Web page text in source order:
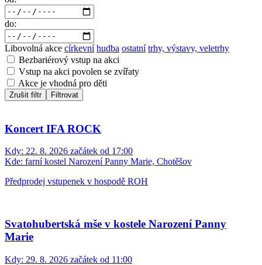
do:
Libovolná akce církevní hudba ostatní trhy, výstavy, veletrhy
Bezbariérový vstup na akci
Vstup na akci povolen se zvířaty
Akce je vhodná pro děti
Zrušit filtr Filtrovat
Koncert IFA ROCK
Kdy: 22. 8. 2026 začátek od 17:00
Kde: farní kostel Narození Panny Marie, Chotěšov
Předprodej vstupenek v hospodě ROH
Svatohubertská mše v kostele Narození Panny
Marie
Kdy: 29. 8. 2026 začátek od 11:00